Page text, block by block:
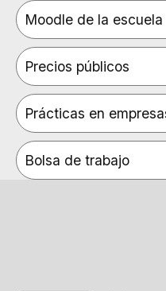
Moodle de la escuela
Precios públicos
Prácticas en
Bolsa de trabajo